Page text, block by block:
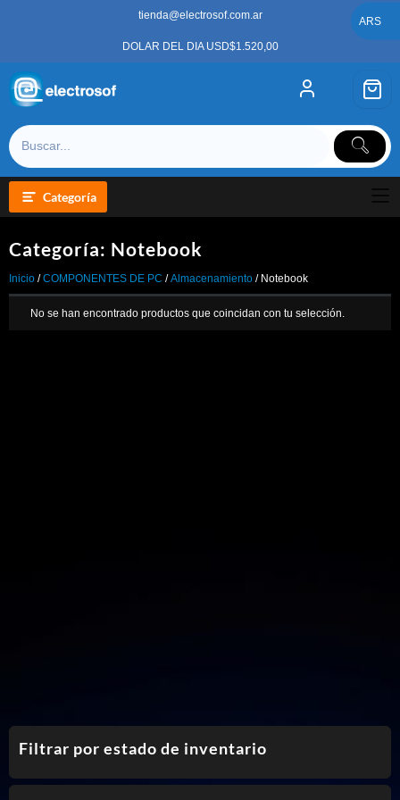
tienda@electrosof.com.ar
DOLAR DEL DIA USD$1.520,00
Categoría
Filtrar por estado de inventario
Categoría: Notebook
Inicio /COMPONENTES DE PC /Almacenamiento / Notebook
No se han encontrado productos que coincidan con tu selección.
ARS